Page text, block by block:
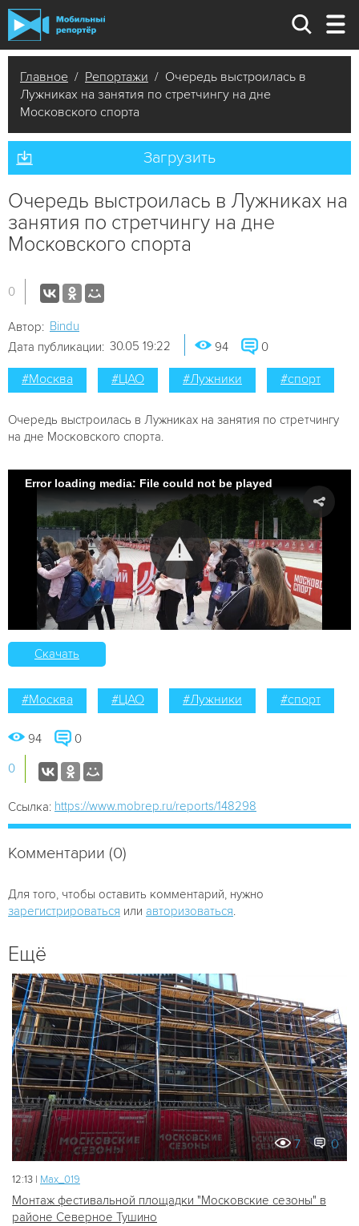
Главное / Репортажи / Очередь выстроилась в
Лужниках на занятия по стретчингу на дне
Московского спорта
Загрузить
Очередь выстроилась в Лужниках на
занятия по стретчингу на дне
Московского спорта
0
Автор: Bindu
Дата публикации: 30.05 19:22 94 0
#Москва #ЦАО #Лужники #спорт
Очередь выстроилась в Лужниках на занятия по стретчингу
на дне Московского спорта.
Error loading media: File could not be played
Скачать
#Москва #ЦАО #Лужники #спорт
94 0
0
Ссылка: https://www.mobrep.ru/reports/148298
Комментарии (0)
Для того, чтобы оставить комментарий, нужно
зарегистрироваться или авторизоваться
Ещё
7 0
12:13 | Мах_019
Монтаж фестивальной площадки "Московские сезоны" в
районе Северное Тушино